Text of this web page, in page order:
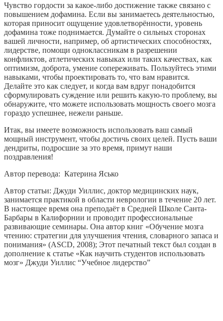
Чувство гордости за какое-либо достижение также связано с
повышением дофамина. Если вы занимаетесь деятельностью,
которая приносит ощущение удовлетворённости, уровень
дофамина тоже поднимается. Думайте о сильных сторонах
вашей личности, например, об артистических способностях,
лидерстве, помощи одноклассникам в разрешении
конфликтов, атлетических навыках или таких качествах, как
оптимизм, доброта, умение сопереживать. Пользуйтесь этими
навыками, чтобы проектировать то, что вам нравится.
Делайте это как следует, и когда вам вдруг понадобится
сформулировать суждение или решить какую-то проблему, вы
обнаружите, что можете использовать мощность своего мозга
гораздо успешнее, нежели раньше.
Итак, вы имеете возможность использовать ваш самый
мощный инструмент, чтобы достичь своих целей. Пусть ваши
дендриты, подросшие за это время, примут наши
поздравления!
Автор перевода: Катерина Ясько
Автор статьи: Джуди Уиллис, доктор медицинских наук,
занимается практикой в области неврологии в течение 20 лет.
В настоящее время она преподаёт в Средней Школе Санта-
Барбары в Калифорнии и проводит профессиональные
развивающие семинары. Она автор книг «Обучение мозга
чтению: стратегии для улучшения чтения, словарного запаса и
понимания» (ASCD, 2008); Этот печатный текст был создан в
дополнение к статье «Как научить студентов использовать
мозг» Джуди Уиллис “Учебное лидерство”